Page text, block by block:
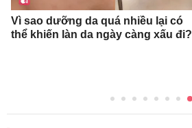
Vì sao dưỡng da quá nhiều lại có
thể khiến làn da ngày càng xấu đi?